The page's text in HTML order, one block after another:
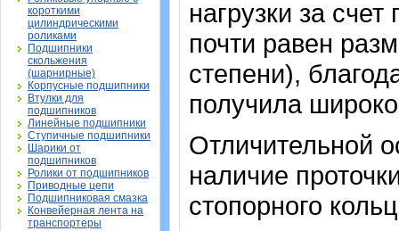
короткими
цилиндрическими
роликами
Подшипники
скольжения
(шарнирные)
Корпусные подшипники
Втулки для
подшипников
Линейные подшипники
Ступичные подшипники
Шарики от
подшипников
Ролики от подшипников
Приводные цепи
Подшипниковая смазка
Конвейерная лента на
транспортеры
нагрузки за
почти равен
степени),
получила
Отличительной
наличие
стопорного